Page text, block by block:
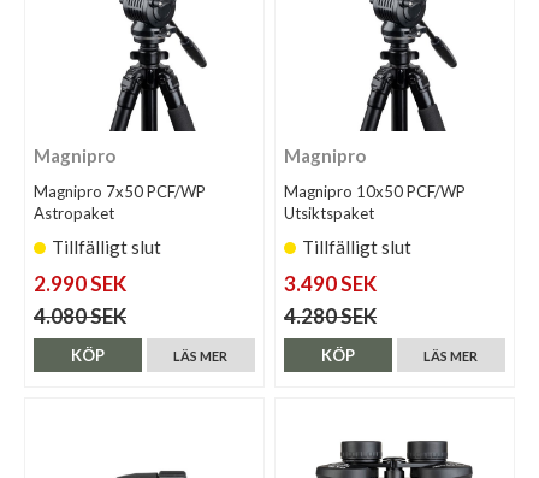
Magnipro
Magnipro 7x50 PCF/WP
Astropaket
Tillfälligt slut
2.990 SEK
4.080 SEK
LÄS MER
KÖP
Magnipro
Magnipro 10x50 PCF/WP
Utsiktspaket
Tillfälligt slut
3.490 SEK
4.280 SEK
LÄS MER
KÖP